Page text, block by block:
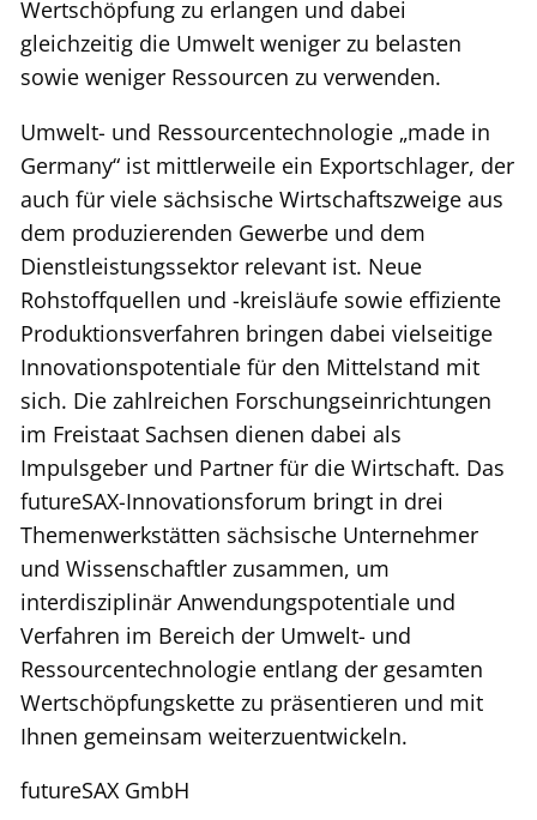
Wertschöpfung zu erlangen und dabei
gleichzeitig die Umwelt weniger zu belasten
sowie weniger Ressourcen zu verwenden.
Umwelt- und Ressourcentechnologie „made in
Germany“ ist mittlerweile ein Exportschlager, der
auch für viele sächsische Wirtschaftszweige aus
dem produzierenden Gewerbe und dem
Dienstleistungssektor relevant ist. Neue
Rohstoffquellen und -kreisläufe sowie effiziente
Produktionsverfahren bringen dabei vielseitige
Innovationspotentiale für den Mittelstand mit
sich. Die zahlreichen Forschungseinrichtungen
im Freistaat Sachsen dienen dabei als
Impulsgeber und Partner für die Wirtschaft. Das
futureSAX-Innovationsforum bringt in drei
Themenwerkstätten sächsische Unternehmer
und Wissenschaftler zusammen, um
interdisziplinär Anwendungspotentiale und
Verfahren im Bereich der Umwelt- und
Ressourcentechnologie entlang der gesamten
Wertschöpfungskette zu präsentieren und mit
Ihnen gemeinsam weiterzuentwickeln.
futureSAX GmbH